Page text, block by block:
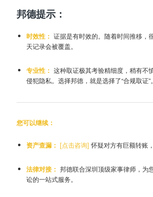
邦德提示：
时效性： 证据是有时效的。随着时间推移，
天记录会被覆盖。
专业性： 这种取证极其考验精细度，稍有不
侵犯隐私。选择邦德，就是选择了“合规取证”。
您可以继续：
资产查漏： [点击咨询] 怀疑对方有巨额转账
法律对接： 邦德联合深圳顶级家事律师，为
讼的一站式服务。